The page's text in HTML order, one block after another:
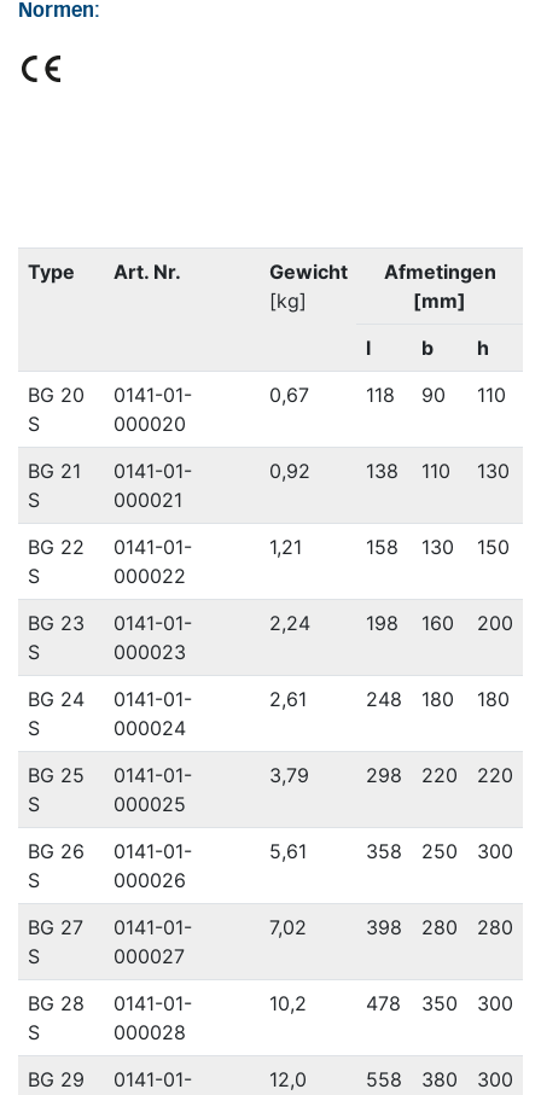
Normen:
Type Art. Nr.
Gewicht
[kg]
Afmetingen
[mm]
l
b
h
BG 20
S
0141-01-
000020
0,67 118 90 110
BG 21
S
0141-01-
000021
0,92 138 110 130
BG 22
S
0141-01-
000022
1,21 158 130 150
BG 23
S
0141-01-
000023
2,24 198 160 200
BG 24
S
0141-01-
000024
2,61 248 180 180
BG 25
S
0141-01-
000025
3,79 298 220 220
BG 26
S
0141-01-
000026
5,61 358 250 300
BG 27
S
0141-01-
000027
7,02 398 280 280
BG 28
S
0141-01-
000028
10,2 478 350 300
BG 29
0141-01-
12,0 558 380 300